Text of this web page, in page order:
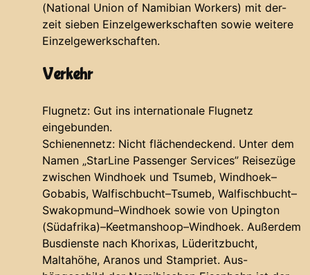
(National Union of Namibian Workers) mit der-
zeit sieben Einzelgewerkschaften sowie weitere
Einzelgewerkschaften.
Verkehr
Flugnetz: Gut ins internationale Flugnetz
eingebunden.
Schienennetz: Nicht flächendeckend. Unter dem
Namen „StarLine Passenger Services” Reisezüge
zwischen Windhoek und Tsumeb, Windhoek–
Gobabis, Walfischbucht–Tsumeb, Walfischbucht–
Swakopmund–Windhoek sowie von Upington
(Südafrika)–Keetmanshoop–Windhoek. Außerdem
Busdienste nach Khorixas, Lüderitzbucht,
Maltahöhe, Aranos und Stampriet. Aus-